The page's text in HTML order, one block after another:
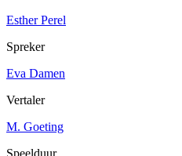
Esther Perel
Spreker
Eva Damen
Vertaler
M. Goeting
Speelduur